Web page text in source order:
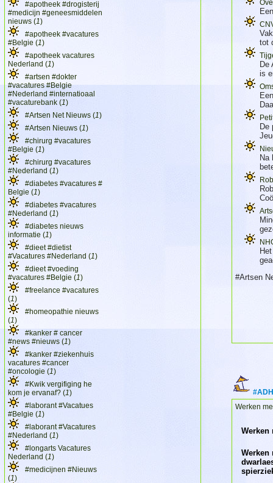
#apotheek #drogisterij
#medicijn #geneesmiddelen
nieuws (1)
#apotheek #vacatures
#Belgie (1)
#apotheek vacatures
Nederland (1)
#artsen #dokter
#vacatures #Belgie
#Nederland #internatioaal
#vacaturebank (1)
#Artsen Net Nieuws (1)
#Artsen Nieuws (1)
#chirurg #vacatures
#Belgie (1)
#chirurg #vacatures
#Nederland (1)
#diabetes #vacatures #
Belgie (1)
#diabetes #vacatures
#Nederland (1)
#diabetes nieuws
informatie (1)
#dieet #dietist
#Vacatures #Nederland (1)
#dieet #voeding
#vacatures #Belgie (1)
#freelance #vacatures
(1)
#homeopathie nieuws
(1)
#kanker # cancer
#news #nieuws (1)
#kanker #ziekenhuis
vacatures #cancer
#oncologie (1)
#Kwik vergifiging he
kom je ervanaf? (1)
#laborant #Vacatues
#Belgie (1)
#laborant #Vacatures
#Nederland (1)
#longarts Vacatures
Nederland (1)
#medicijnen #Nieuws
(1)
tot
De
is
De
Na
#Artsen
Werken
Werken
Werken